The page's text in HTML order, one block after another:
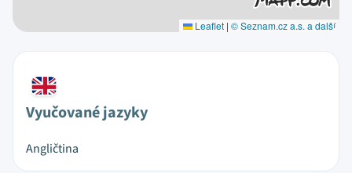
Leaflet | © Seznam.cz a.s. a další
Vyučované jazyky
Angličtina